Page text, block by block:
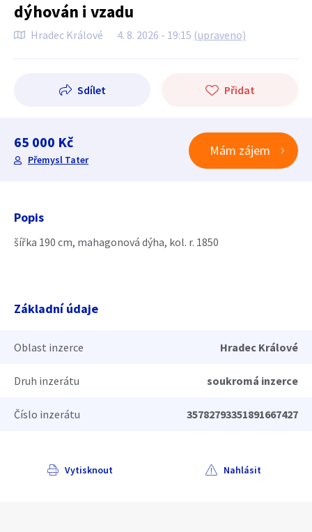
dýhován i vzadu
Hradec Králové 4. 8. 2026 - 19:15 (upraveno)
Sdílet Přidat
65 000 Kč
Přemysl Tater
Mám zájem
Popis
šířka 190 cm, mahagonová dýha, kol. r. 1850
Základní údaje
Oblast inzerce Hradec Králové
Druh inzerátu soukromá inzerce
Číslo inzerátu 35782793351891667427
Vytisknout Nahlásit